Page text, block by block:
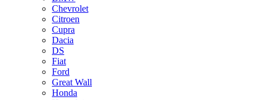
Chevrolet
Citroen
Cupra
Dacia
DS
Fiat
Ford
Great Wall
Honda